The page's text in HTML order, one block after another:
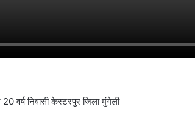
वर्ष निवासी केस्टरपुर जिला मुंगेली